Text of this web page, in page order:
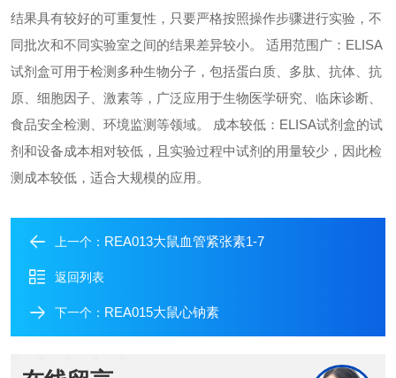
结果具有较好的可重复性，只要严格按照操作步骤进行实验，不
同批次和不同实验室之间的结果差异较小。 适用范围广：ELISA
试剂盒可用于检测多种生物分子，包括蛋白质、多肽、抗体、抗
原、细胞因子、激素等，广泛应用于生物医学研究、临床诊断、
食品安全检测、环境监测等领域。 成本较低：ELISA试剂盒的试
剂和设备成本相对较低，且实验过程中试剂的用量较少，因此检
测成本较低，适合大规模的应用。
上一个： REA013大鼠血管紧张素1-7
返回列表
下一个： REA015大鼠心钠素